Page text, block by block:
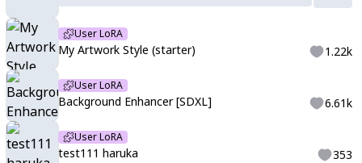
e,watermark,username,artist name}}, {{retro style,poor-qualit
y }},My Artwork style,
est quality :1.2)),((Detailed :1.5)),((Detailed background :1.5))
User LoRA
My Artwork Style (starter) 1.22k
User LoRA
Background Enhancer [SDXL] 6.61k
User LoRA
test111 haruka 353